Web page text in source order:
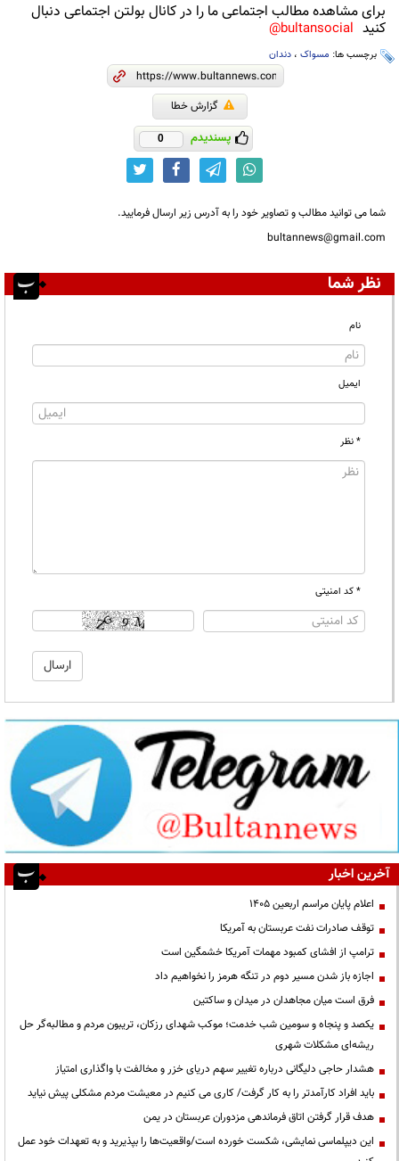
برای مشاهده مطالب اجتماعی ما را در کانال بولتن اجتماعی دنبال
کنید bultansocial@
برچسب ها: مسواک ، دندان
گزارش خطا
پسندیدم 0
شما می توانید مطالب و تصاویر خود را به آدرس زیر ارسال فرمایید.
bultannews@gmail.com
نظر شما
نام
ایمیل
* نظر
* کد امنیتی
آخرین اخبار
اعلام پایان مراسم اربعین ۱۴۰۵
توقف صادرات نفت عربستان به آمریکا
ترامپ از افشای کمبود مهمات آمریکا خشمگین است
اجازه باز شدن مسیر دوم در تنگه هرمز را نخواهیم داد
فرق است میان مجاهدان در میدان و ساکتین
یکصد و پنجاه و سومین شب خدمت؛ موکب شهدای رزکان، تریبون مردم و مطالبه‌گر حل
ریشه‌ای مشکلات شهری
هشدار حاجی دلیگانی درباره تغییر سهم دریای خزر و مخالفت با واگذاری امتیاز
باید افراد کارآمدتر را به کار گرفت/ کاری می کنیم در معیشت مردم مشکلی پیش نیاید
هدف قرار گرفتن اتاق‌ فرماندهی مزدوران عربستان در یمن
این دیپلماسی نمایشی، شکست خورده است/واقعیت‌ها را بپذیرید و به تعهدات خود عمل